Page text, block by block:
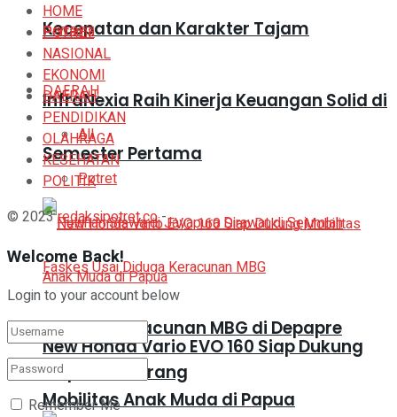
Kecepatan dan Karakter Tajam
DAERAH
All
Potret
Dugaan Keracunan MBG di Depapre
Capai 543 Orang
InfraNexia Raih Kinerja Keuangan Solid di
Semester Pertama
New Honda Vario EVO 160 Siap Dukung
Mobilitas Anak Muda di Papua
HOME
POTRET
NASIONAL
EKONOMI
DAERAH
PENDIDIKAN
OLAHRAGA
KESEHATAN
POLITIK
© 2023redaksipotret.co-
Welcome Back!
Login to your account below
Remember Me